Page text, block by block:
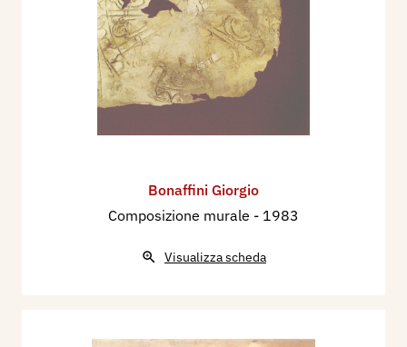
Bonaffini Giorgio
Composizione murale - 1983
Visualizza scheda